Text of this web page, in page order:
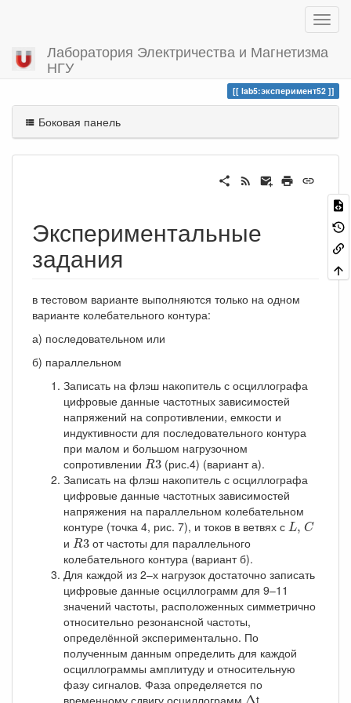
Лаборатория Электричества и Магнетизма
НГУ
Вы посетили
lab5:эксперимент52
Боковая панель
Экспериментальные
задания
в тестовом варианте выполняются только на одном
варианте колебательного контура:
а) последовательном или
б) параллельном
Записать на флэш накопитель с осциллографа
цифровые данные частотных зависимостей
напряжений на сопротивлении, емкости и
индуктивности для последовательного контура
при малом и большом нагрузочном
сопротивлении R3
R3 (рис.4) (вариант а).
Записать на флэш накопитель с осциллографа
цифровые данные частотных зависимостей
напряжения на параллельном колебательном
контуре (точка 4, рис. 7), и токов в ветвях с L,
L, C
C
и R3
R3 от частоты для параллельного
колебательного контура (вариант б).
Для каждой из 2–х нагрузок достаточно записать
цифровые данные осциллограмм для 9–11
значений частоты, расположенных симметрично
относительно резонансной частоты,
определённой экспериментально. По
полученным данным определить для каждой
осциллограммы амплитуду и относительную
фазу сигналов. Фаза определяется по
временному сдвигу осциллограмм Δt,